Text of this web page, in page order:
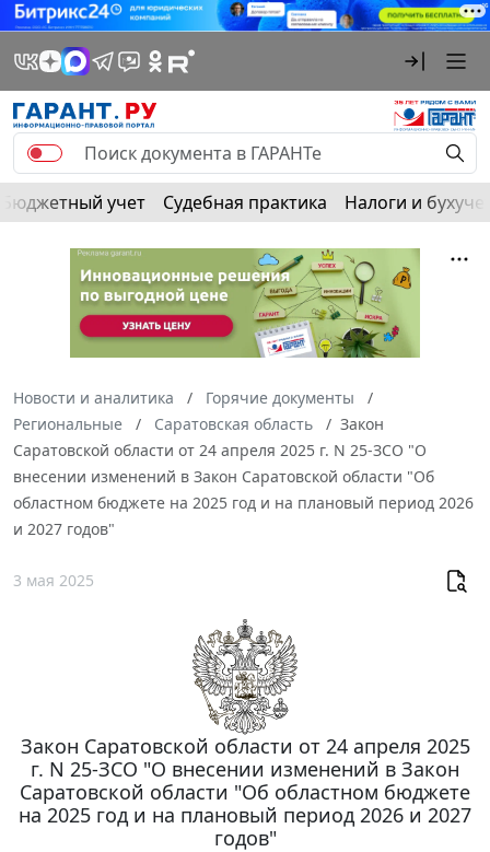
Бюджетный учет Судебная практика Налоги и
Новости и аналитика
Горячие документы
Региональные
Саратовская область
Закон
Саратовской области от 24 апреля 2025 г. N 25-ЗСО "О
внесении изменений в Закон Саратовской области "Об
областном бюджете на 2025 год и на плановый период 2026
и 2027 годов"
3 мая 2025
Закон Саратовской области от 24 апреля 2025
г. N 25-ЗСО "О внесении изменений в Закон
Саратовской области "Об областном бюджете
на 2025 год и на плановый период 2026 и 2027
годов"